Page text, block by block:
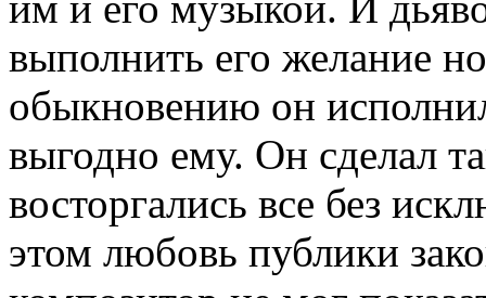
выполнить его желание
обыкновению он
выгодно ему. Он сделал
восторгались все без
этом любовь публики